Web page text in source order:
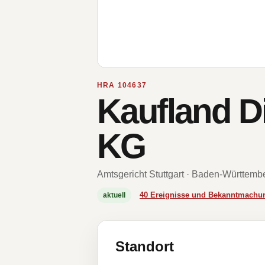
HRA 104637
Kaufland
KG
Amtsgericht Stuttgart · Baden-
aktuell 40 Ereignisse und
Standort